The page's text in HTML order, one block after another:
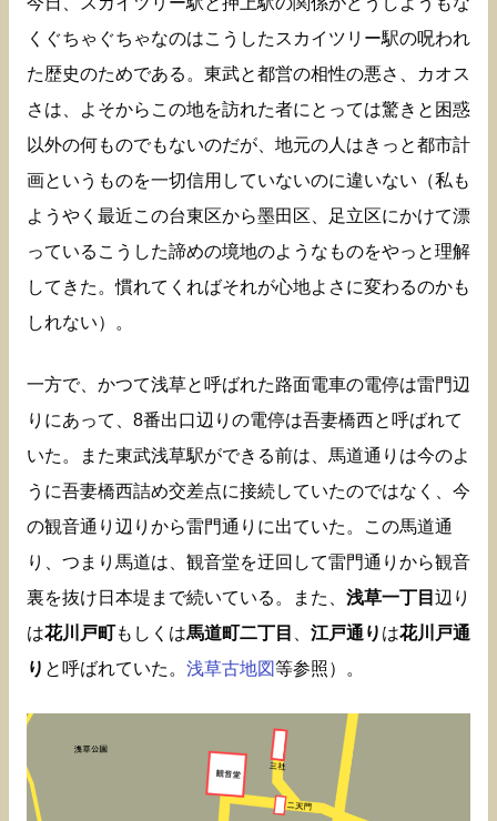
くぐちゃぐちゃなのはこうしたスカイツリー駅の呪われ
た歴史のためである。東武と都営の相性の悪さ、カオス
さは、よそからこの地を訪れた者にとっては驚きと困惑
以外の何ものでもないのだが、地元の人はきっと都市計
画というものを一切信用していないのに違いない（私も
ようやく最近この台東区から墨田区、足立区にかけて漂
っているこうした諦めの境地のようなものをやっと理解
してきた。慣れてくればそれが心地よさに変わるのかも
しれない）。
一方で、かつて浅草と呼ばれた路面電車の電停は雷門辺
りにあって、8番出口辺りの電停は吾妻橋西と呼ばれて
いた。また東武浅草駅ができる前は、馬道通りは今のよ
うに吾妻橋西詰め交差点に接続していたのではなく、今
の観音通り辺りから雷門通りに出ていた。この馬道通
り、つまり馬道は、観音堂を迂回して雷門通りから観音
裏を抜け日本堤まで続いている。また、 浅草一丁目 辺り
は花川戸町もしくは馬道町二丁目 江戸通り は花川戸通
り と呼ばれていた。 浅草古地図等参照）。